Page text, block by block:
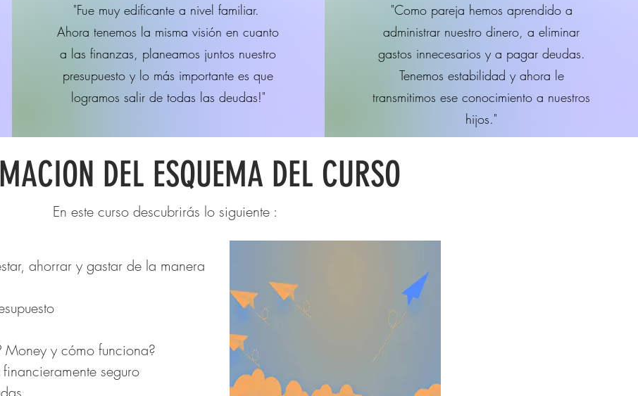
"Fue muy edificante a nivel familiar.
Ahora tenemos la misma visión en cuanto
a las finanzas, planeamos juntos nuestro
presupuesto y lo más importante es que
logramos salir de todas las deudas!"
"Como pareja hemos aprendido a
administrar nuestro dinero, a eliminar
gastos innecesarios y a pagar deudas.
Tenemos estabilidad y ahora le
transmitimos ese conocimiento a nuestros
hijos."
DEL ESQUEMA DEL CURSO
En este curso descubrirás lo siguiente :
ahorrar y gastar de la manera
Money y cómo funciona?
seguro